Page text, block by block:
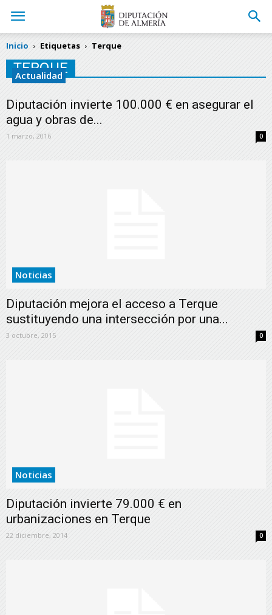
Inicio Etiquetas Terque
TERQUE
Actualidad
Diputación invierte 100.000 € en asegurar el
agua y obras de...
1 marzo, 2016 0
Noticias
Diputación mejora el acceso a Terque
sustituyendo una intersección por una...
3 octubre, 2015 0
Noticias
Diputación invierte 79.000 € en
urbanizaciones en Terque
22 diciembre, 2014 0